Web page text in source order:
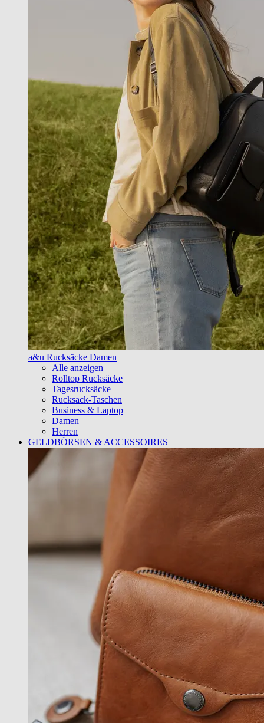
a&u Rucksäcke Damen
Alle anzeigen
Rolltop Rucksäcke
Tagesrucksäcke
Rucksack-Taschen
Business & Laptop
Damen
Herren
GELDBÖRSEN & ACCESSOIRES